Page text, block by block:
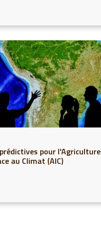
pour l'Agriculture
au Climat (AIC)